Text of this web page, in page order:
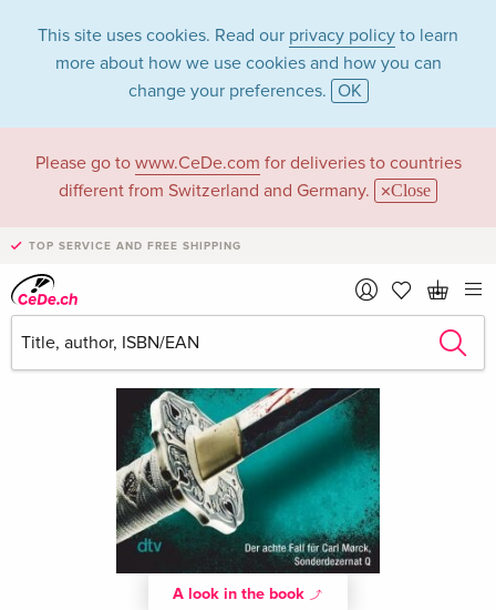
This site uses cookies. Read our privacy policy to learn
more about how we use cookies and how you can
change your preferences. OK
Please go to www.CeDe.com for deliveries to countries
different from Switzerland and Germany.
Close
TOP SERVICE AND FREE SHIPPING
A look in the book